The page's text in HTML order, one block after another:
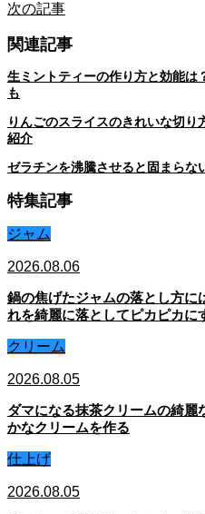
次の記事
関連記事
生ミントティーの作り方と効能は
も
りんごのスライスのきれいな切
紹介
ゼラチンを沸騰させると固まらな
特集記事
ジャム
2026.08.06
鍋の焦げたジャムの落とし方に
れを綺麗に落としてピカピカに
クリーム
2026.08.05
ダマになる抹茶クリームの綺
かなクリームを作る
仕上げ
2026.08.05